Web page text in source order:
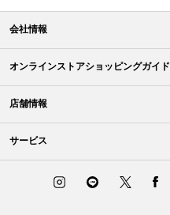
会社情報
オンラインストアショッピングガイド
店舗情報
サービス